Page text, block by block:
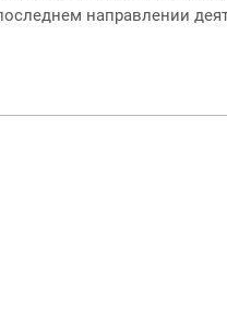
направлении